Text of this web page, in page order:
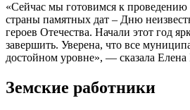
«Сейчас мы готовимся к
страны памятных дат – Дню
героев Отечества. Начали этот год
завершить. Уверена, что все
достойном уровне», — сказала Елена
Земские работники